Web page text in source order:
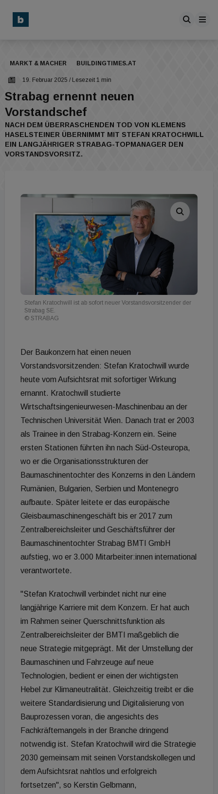
MARKT & MACHER BUILDINGTIMES.AT
19. Februar 2025 / Lesezeit 1 min
Strabag ernennt neuen
Vorstandschef
NACH DEM ÜBERRASCHENDEN TOD VON KLEMENS
HASELSTEINER ÜBERNIMMT MIT STEFAN KRATOCHWILL
EIN LANGJÄHRIGER STRABAG-TOPMANAGER DEN
VORSTANDSVORSITZ.
Stefan Kratochwill ist ab sofort neuer Vorstandsvorsitzender der
Strabag SE.
© STRABAG
Der Baukonzern hat einen neuen
Vorstandsvorsitzenden: Stefan Kratochwill wurde
heute vom Aufsichtsrat mit sofortiger Wirkung
ernannt. Kratochwill studierte
Wirtschaftsingenieurwesen-Maschinenbau an der
Technischen Universität Wien. Danach trat er 2003
als Trainee in den Strabag-Konzern ein. Seine
ersten Stationen führten ihn nach Süd-Osteuropa,
wo er die Organisationsstrukturen der
Baumaschinentochter des Konzerns in den Ländern
Rumänien, Bulgarien, Serbien und Montenegro
aufbaute. Später leitete er das europäische
Gleisbaumaschinengeschäft bis er 2017 zum
Zentralbereichsleiter und Geschäftsführer der
Baumaschinentochter Strabag BMTI GmbH
aufstieg, wo er 3.000 Mitarbeiter:innen international
verantwortete.
"Stefan Kratochwill verbindet nicht nur eine
langjährige Karriere mit dem Konzern. Er hat auch
im Rahmen seiner Querschnittsfunktion als
Zentralbereichsleiter der BMTI maßgeblich die
neue Strategie mitgeprägt. Mit der Umstellung der
Baumaschinen und Fahrzeuge auf neue
Technologien, bedient er einen der wichtigsten
Hebel zur Klimaneutralität. Gleichzeitig treibt er die
weitere Standardisierung und Digitalisierung von
Bauprozessen voran, die angesichts des
Fachkräftemangels in der Branche dringend
notwendig ist. Stefan Kratochwill wird die Strategie
2030 gemeinsam mit seinen Vorstandskollegen und
dem Aufsichtsrat nahtlos und erfolgreich
fortsetzen", so Kerstin Gelbmann,